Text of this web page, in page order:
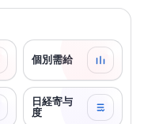
個別需給
日経寄与
度